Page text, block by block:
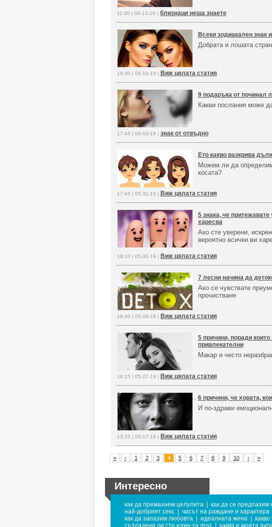
11:00 | 06-13-19 | близнаци неща знаете
Всеки зодиакален знак
Добрата и лошата
10:30 | 06-10-19 | Виж цялата статия
9 подаръка от починал
Какви послания може
17:43 | 06-03-19 | знак от отвъдно
Ето какво разкрива
Можем ли да
косата?
17:43 | 05-31-19 | Виж цялата статия
5 знака, че
харесва
Ако сте уверени,
вероятно всички ви
18:10 | 05-30-19 | Виж цялата статия
7 лесни начина да
Ако се чувствате
прочистване
18:40 | 05-28-19 | Виж цялата статия
5 причини, поради които
привлекателни
Макар и често
16:15 | 05-27-19 | Виж цялата статия
6 причини, че хората,
И по-здрави
13:23 | 05-17-19 | Виж цялата статия
« ‹ 1 2 3 4 5 6 7 8 9 10 › »
Интересно
как да премахнем целулита как да се предпазим
най-добрият секс
часът на раждане и характера
как да запазим любовта
идеалната жена
създадени ли сте един за друг
каква е моята